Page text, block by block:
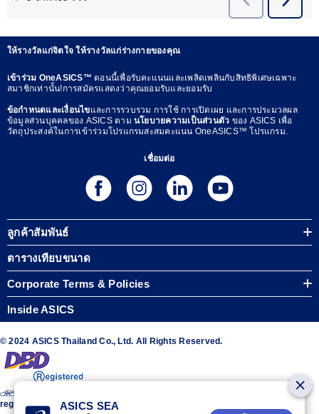
ให้รางวัลแก่จิตใจ ให้รางวัลแก่ร่างกายของคุณ
เข้าร่วม OneASICS™ตอนนี้เพื่อรับคะแนนและเพลิดเพลินกับสิทธิพิเศษเฉพาะ
สมาชิกเท่านั้น!การสมัครแสดงว่าคุณยอมรับและยอมรับ
ข้อกำหนดและเงื่อนไขและการรวบรวม การใช้ การเปิดเผย และการประมวลผล
ข้อมูลส่วนบุคคลของ ASICS ตาม นโยบายความเป็นส่วนตัว ของ ASICS เพื่อ
วัตถุประสงค์ในการเข้าร่วมโปรแกรมสะสมคะแนน OneASICS™ โปรแกรม.
เชื่อมต่อ
ลูกค้าสัมพันธ์
ตารางเทียบขนาด
Corporate Terms & Policies
Inside ASICS
© 2024 ASICS Thailand Co., Ltd. All Rights Reserved.
The stripe design featured on the sides of the ASICS® shoes is a
registered trademark of ASICS Corporation
ASICS SEA